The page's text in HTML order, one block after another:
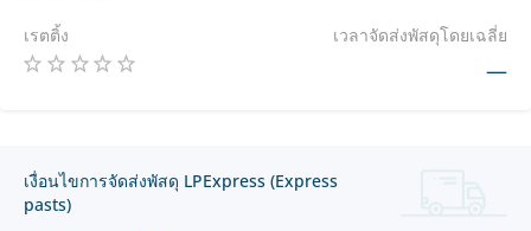
เรตติ้ง เวลาจัดส่งพัสดุโดยเฉลี่ย
—
เงื่อนไขการจัดส่งพัสดุ LPExpress (Express
pasts)